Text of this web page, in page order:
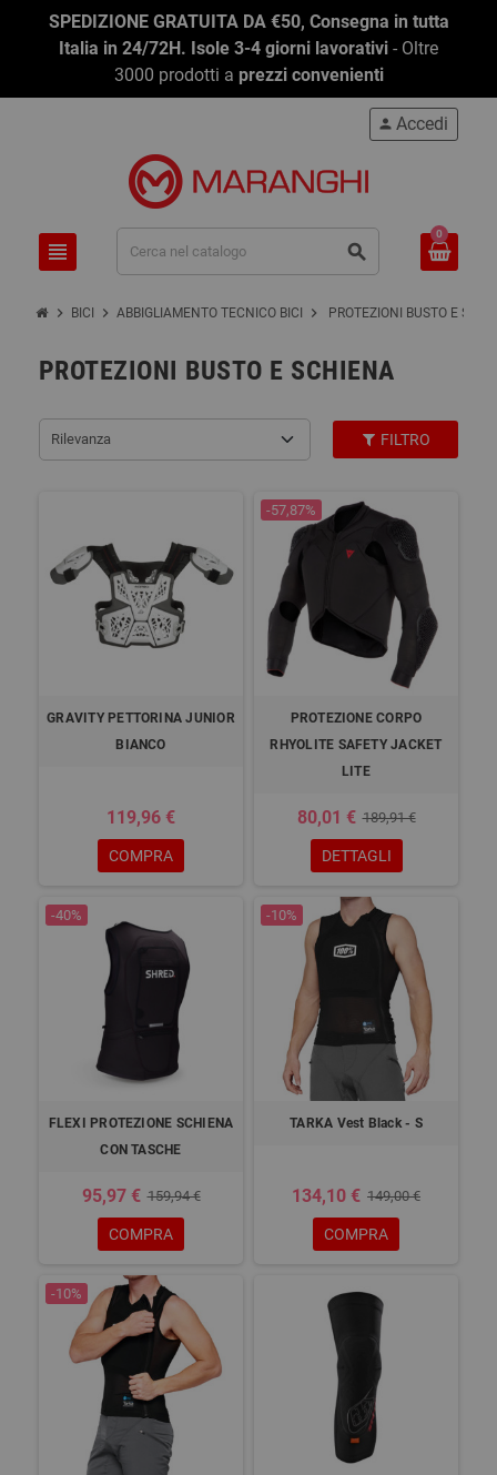
SPEDIZIONE GRATUITA DA €50, Consegna in tutta
Italia in 24/72H. Isole 3-4 giorni lavorativi - Oltre
3000 prodotti a prezzi convenienti
view_headline search
person Accedi
0
chevron_right BICI chevron_right ABBIGLIAMENTO TECNICO BICI chevron_right PROTEZIONI BUSTO E
PROTEZIONI BUSTO E SCHIENA
Rilevanza FILTRO
GRAVITY PETTORINA JUNIOR
BIANCO
119,96 €
COMPRA
-57,87%
PROTEZIONE CORPO
RHYOLITE SAFETY JACKET
LITE
80,01 € 189,91 €
DETTAGLI
-40%
FLEXI PROTEZIONE SCHIENA
CON TASCHE
95,97 € 159,94 €
COMPRA
-10%
TARKA Vest Black - S
134,10 € 149,00 €
COMPRA
-10%